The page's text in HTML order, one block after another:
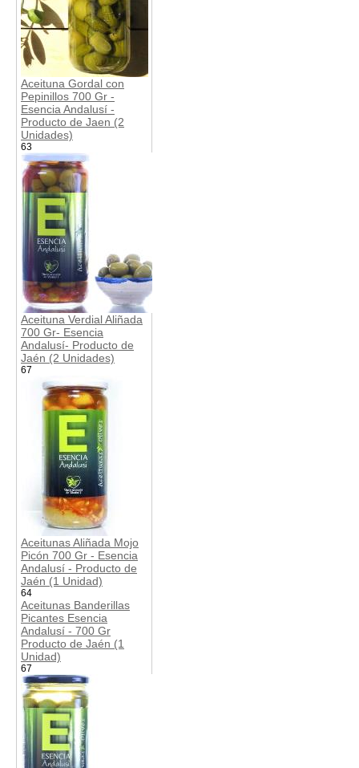
Aceituna Gordal con
Pepinillos 700 Gr -
Esencia Andalusí -
Producto de Jaen (2
Unidades)
63
Aceituna Verdial Aliñada
700 Gr- Esencia
Andalusí- Producto de
Jaén (2 Unidades)
67
Aceitunas Aliñada Mojo
Picón 700 Gr - Esencia
Andalusí - Producto de
Jaén (1 Unidad)
64
Aceitunas Banderillas
Picantes Esencia
Andalusí - 700 Gr
Producto de Jaén (1
Unidad)
67